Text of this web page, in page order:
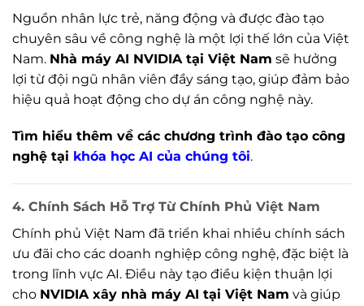
Nguồn nhân lực trẻ, năng động và được đào tạo
chuyên sâu về công nghệ là một lợi thế lớn của Việt
Nam. Nhà máy AI NVIDIA tại Việt Nam sẽ hưởng
lợi từ đội ngũ nhân viên đầy sáng tạo, giúp đảm bảo
hiệu quả hoạt động cho dự án công nghệ này.
Tìm hiểu thêm về các chương trình đào tạo công
nghệ tại khóa học AI của chúng tôi.
4. Chính Sách Hỗ Trợ Từ Chính Phủ Việt Nam
Chính phủ Việt Nam đã triển khai nhiều chính sách
ưu đãi cho các doanh nghiệp công nghệ, đặc biệt là
trong lĩnh vực AI. Điều này tạo điều kiện thuận lợi
cho NVIDIA xây nhà máy AI tại Việt Nam và giúp